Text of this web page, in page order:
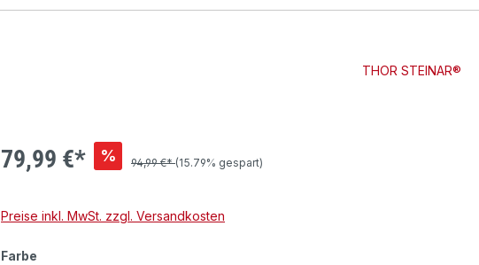
THOR STEINAR®
79,99 €* % 94,99 €*(15.79% gespart)
Preise inkl. MwSt. zzgl. Versandkosten
Farbe